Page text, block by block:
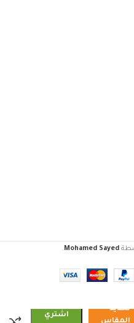
Mohamed Sayed
.
تحديد
اشتري